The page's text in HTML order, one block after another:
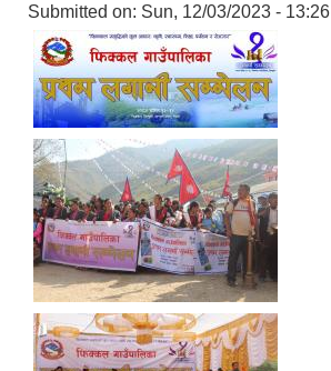
Submitted on: Sun, 12/03/2023 - 13:26